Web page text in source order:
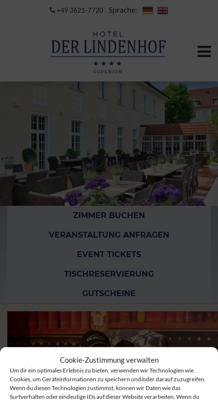
Cookie-Zustimmung verwalten
Um dir ein optimales Erlebnis zu bieten, verwenden wir Technologien wie
Cookies, um Geräteinformationen zu speichern und/oder darauf zuzugreifen.
Wenn du diesen Technologien zustimmst, können wir Daten wie das
Surfverhalten oder eindeutige IDs auf dieser Website verarbeiten. Wenn du
+49 3621-7720 Sprache:
ZIMMER BUCHEN
VERANSTALTUNG ANFRAGEN
EVENT TICKETS
TISCHRESERVIERUNG
GUTSCHEINE